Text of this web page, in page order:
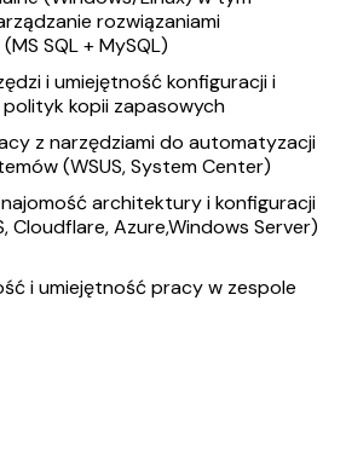
rozwiązaniami
SQL + MySQL)
i umiejętność konfiguracji i
kopii zapasowych
z narzędziami do automatyzacji
(WSUS, System Center)
architektury i konfiguracji
Cloudflare, Azure,Windows Server)
i umiejętność pracy w zespole